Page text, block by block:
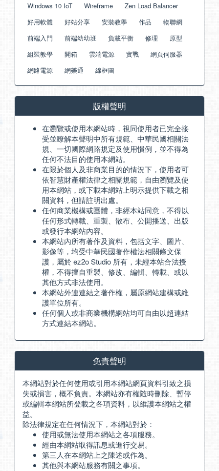
Windows 10 IoT
Wireframe
Zen Load Balancer
好用軟體
好站分享 安裝教學 作品
物聯網
前端入門
前端幼幼班 負載平衡 修理
原型
組裝教學
開箱 雲端電源 實戰
網頁伺服器
網路電源
網樂通 線框圖
版權聲明
在瀏覽或使用本網站時，視同使用者已完全接
受並瞭解本聲明中所有規範、中華民國相關法
規、一切國際網路規定及使用慣例，並不得為
任何不法目的使用本網站。
在限於個人及非商業目的的情況下，使用者可
依智慧財產權法律之相關規範，自由瀏覽及使
用本網站，或下載本網站上明示提供下載之相
關資料，但請註明出處。
任何商業機構或團體，非經本站同意，不得以
任何形式轉載、重製、散布、公開播送、出版
或發行本網站內容。
本網站內所有著作及資料，包括文字、圖片、
影像等，均受中華民國著作權法相關條文保
護，屬於 ez2o Studio 所有，未經本站合法授
權，不得擅自重製、修改、編輯、轉載、或以
其他方式非法使用。
本網站外連連結之著作權，屬原網站建構或維
護單位所有。
任何個人或非商業機構網站均可自由以超連結
方式連結本網站。
免責聲明
本網站對於任何使用或引用本網站網頁資料引致之損
失或損害，概不負責。本網站亦有權隨時刪除、暫停
或編輯本網站所登載之各項資料，以維護本網站之權
益。
除法律規定在任何情況下，本網站對於：
使用或無法使用本網站之各項服務。
經由本網站取得訊息或進行交易。
第三人在本網站上之陳述或作為。
其他與本網站服務有關之事項。